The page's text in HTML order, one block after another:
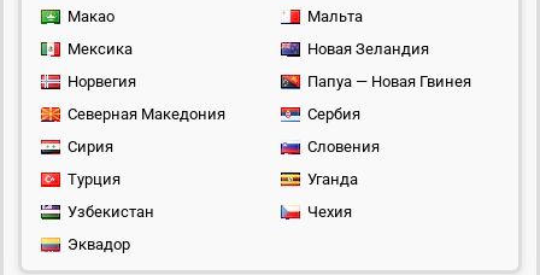
Макао
Мальта
Мексика
Новая Зеландия
Норвегия
Папуа — Новая Гвинея
Северная Македония
Сербия
Сирия
Словения
Турция
Уганда
Узбекистан
Чехия
Эквадор